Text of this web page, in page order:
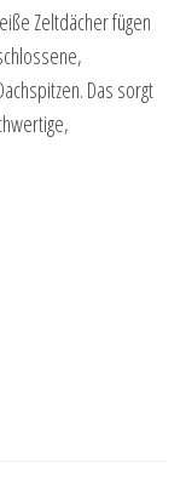
Zeltdächer fügen
Das sorgt